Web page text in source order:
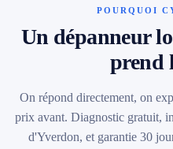
POURQUOI
Un dépanneur
prend
On répond directement, on
prix avant. Diagnostic gratuit,
d'Yverdon, et garantie 30